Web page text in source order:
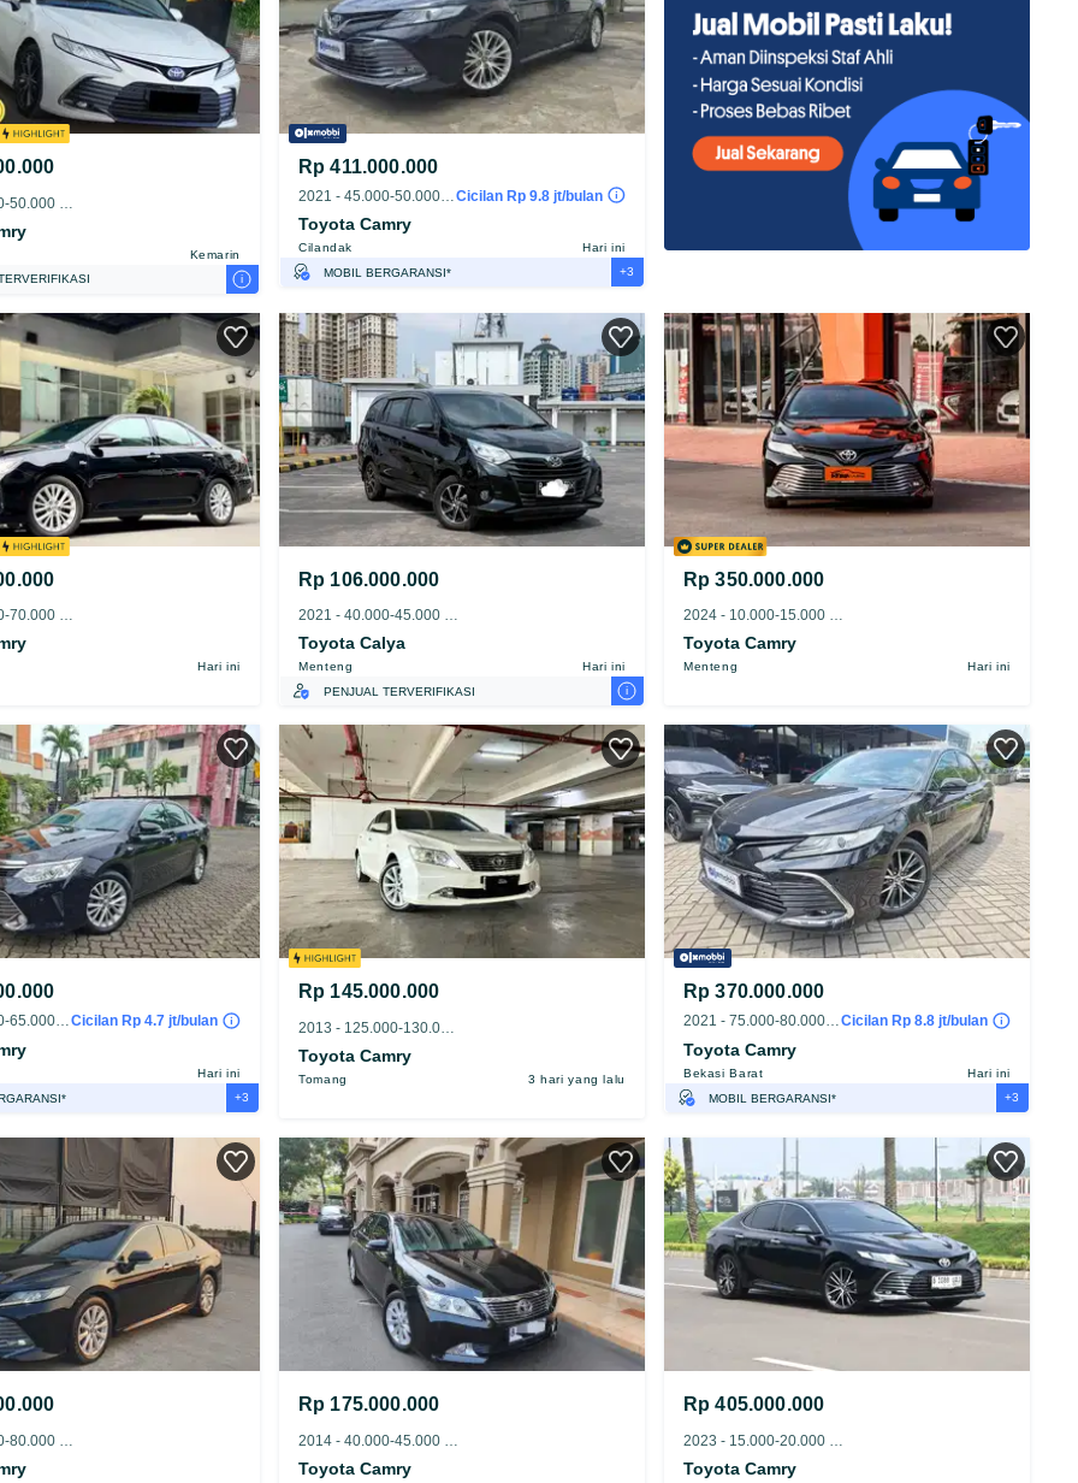
Kemarin
i
Rp 411.000.000
2021 - 45.000-50.000 km Cicilan Rp 9.8 jt/bulan
Toyota Camry
Cilandak
Hari ini
MOBIL BERGARANSI*
TEST DRIVE DARI RUMAH
GRATIS BIAYA JASA PERAWATAN*
+3
2018 - 65.000-70.000 km
Hari ini
Rp 106.000.000
2021 - 40.000-45.000 km
Toyota Calya
Menteng
Hari ini
PENJUAL TERVERIFIKASI
i
Rp 350.000.000
2024 - 10.000-15.000 km
Toyota Camry
Menteng Hari ini
2018 - 60.000-65.000 kmCicilan Rp 4.7 jt/bulan
Hari ini
DARI RUMAH
JASA PERAWATAN*
+3
Rp 145.000.000
2013 - 125.000-130.000 km
Toyota Camry
Tomang 3 hari yang lalu
Rp 370.000.000
2021 - 75.000-80.000 kmCicilan Rp 8.8 jt/bulan
Toyota Camry
Bekasi Barat
Hari ini
MOBIL BERGARANSI*
TEST DRIVE DARI RUMAH
GRATIS BIAYA JASA PERAWATAN*
+3
2020 - 75.000-80.000 km
Rp 175.000.000
2014 - 40.000-45.000 km
Toyota Camry
Rp 405.000.000
2023 - 15.000-20.000 km
Toyota Camry